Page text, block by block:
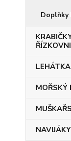
Doplňky
MOŘSKÝ
NAVIJÁKY